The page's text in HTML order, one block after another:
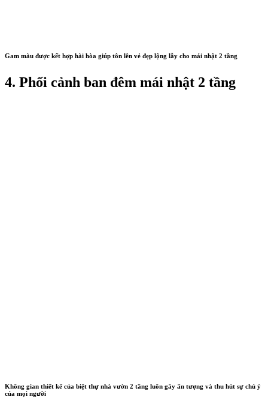
Gam màu được kết hợp hài hòa giúp tôn lên vẻ đẹp lộng lẫy cho mái nhật 2 tầng
4. Phối cảnh ban đêm mái nhật 2 tầng
Không gian thiết kế của biệt thự nhà vườn 2 tầng luôn gây ấn tượng và thu hút sự chú ý
của mọi người